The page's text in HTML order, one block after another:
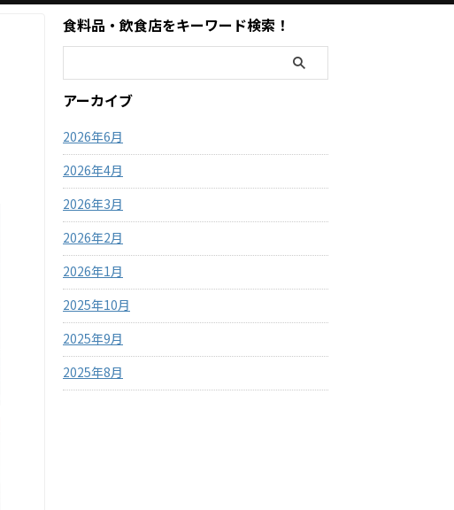
食料品・飲食店をキーワード検索！
アーカイブ
2026年6月
2026年4月
2026年3月
2026年2月
2026年1月
2025年10月
2025年9月
2025年8月